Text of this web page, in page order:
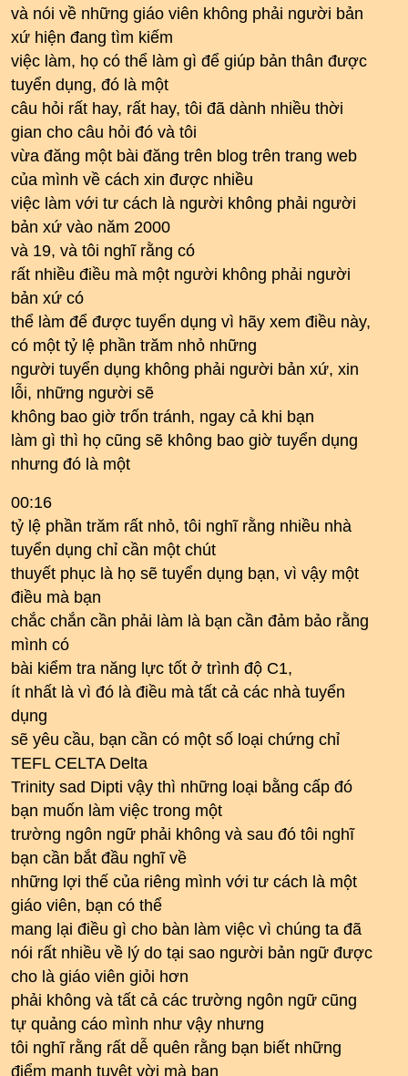
và nói về những giáo viên không phải người bản
xứ hiện đang tìm kiếm
việc làm, họ có thể làm gì để giúp bản thân được
tuyển dụng, đó là một
câu hỏi rất hay, rất hay, tôi đã dành nhiều thời
gian cho câu hỏi đó và tôi
vừa đăng một bài đăng trên blog trên trang web
của mình về cách xin được nhiều
việc làm với tư cách là người không phải người
bản xứ vào năm 2000
và 19, và tôi nghĩ rằng có
rất nhiều điều mà một người không phải người
bản xứ có
thể làm để được tuyển dụng vì hãy xem điều này,
có một tỷ lệ phần trăm nhỏ những
người tuyển dụng không phải người bản xứ, xin
lỗi, những người sẽ
không bao giờ trốn tránh, ngay cả khi bạn
làm gì thì họ cũng sẽ không bao giờ tuyển dụng
nhưng đó là một
00:16
tỷ lệ phần trăm rất nhỏ, tôi nghĩ rằng nhiều nhà
tuyển dụng chỉ cần một chút
thuyết phục là họ sẽ tuyển dụng bạn, vì vậy một
điều mà bạn
chắc chắn cần phải làm là bạn cần đảm bảo rằng
mình có
bài kiểm tra năng lực tốt ở trình độ C1,
ít nhất là vì đó là điều mà tất cả các nhà tuyển
dụng
sẽ yêu cầu, bạn cần có một số loại chứng chỉ
TEFL CELTA Delta
Trinity sad Dipti vậy thì những loại bằng cấp đó
bạn muốn làm việc trong một
trường ngôn ngữ phải không và sau đó tôi nghĩ
bạn cần bắt đầu nghĩ về
những lợi thế của riêng mình với tư cách là một
giáo viên, bạn có thể
mang lại điều gì cho bàn làm việc vì chúng ta đã
nói rất nhiều về lý do tại sao người bản ngữ được
cho là giáo viên giỏi hơn
phải không và tất cả các trường ngôn ngữ cũng
tự quảng cáo mình như vậy nhưng
tôi nghĩ rằng rất dễ quên rằng bạn biết những
điểm mạnh tuyệt vời mà bạn